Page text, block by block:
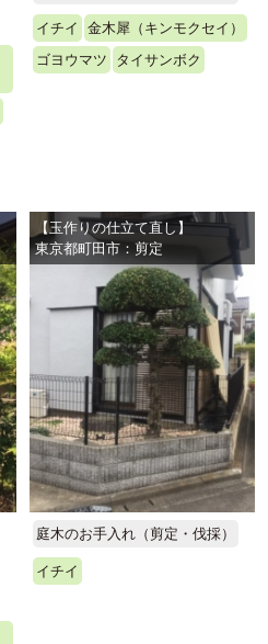
イチイ
金木犀（キンモクセイ）
ゴヨウマツ
タイサンボク
【玉作りの仕立て直し】
東京都町田市：剪定
庭木のお手入れ（剪定・伐採）
イチイ